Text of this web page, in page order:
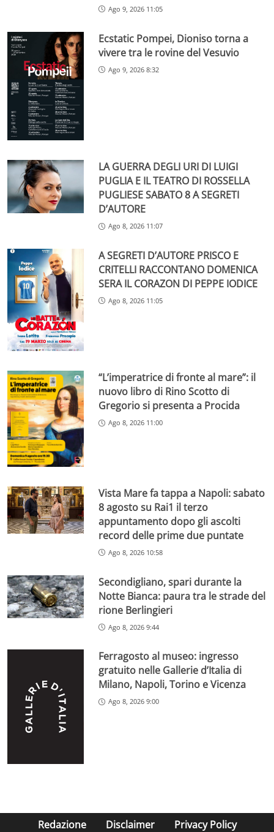
Ago 9, 2026 11:05
Ecstatic Pompei, Dioniso torna a
vivere tra le rovine del Vesuvio
Ago 9, 2026 8:32
LA GUERRA DEGLI URI DI LUIGI
PUGLIA E IL TEATRO DI ROSSELLA
PUGLIESE SABATO 8 A SEGRETI
D’AUTORE
Ago 8, 2026 11:07
A SEGRETI D’AUTORE PRISCO E
CRITELLI RACCONTANO DOMENICA
SERA IL CORAZON DI PEPPE IODICE
Ago 8, 2026 11:05
“L’imperatrice di fronte al mare”: il
nuovo libro di Rino Scotto di
Gregorio si presenta a Procida
Ago 8, 2026 11:00
Vista Mare fa tappa a Napoli: sabato
8 agosto su Rai1 il terzo
appuntamento dopo gli ascolti
record delle prime due puntate
Ago 8, 2026 10:58
Secondigliano, spari durante la
Notte Bianca: paura tra le strade del
rione Berlingieri
Ago 8, 2026 9:44
Ferragosto al museo: ingresso
gratuito nelle Gallerie d’Italia di
Milano, Napoli, Torino e Vicenza
Ago 8, 2026 9:00
Redazione Disclaimer Privacy Policy